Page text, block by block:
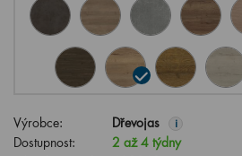
Výrobce: Dřevojas i
Dostupnost:
2 až 4 týdny